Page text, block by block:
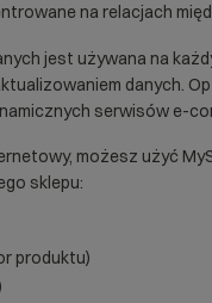
na relacjach
jest używana na
danych.
serwisów e-
możesz użyć
sklepu:
produktu)